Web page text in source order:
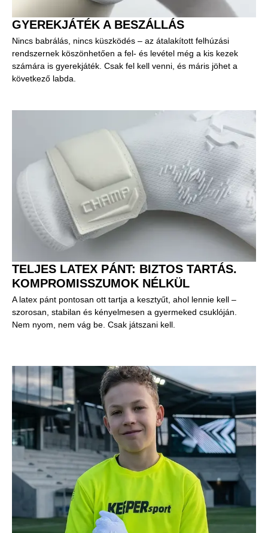
GYEREKJÁTÉK A BESZÁLLÁS
Nincs babrálás, nincs küszködés – az átalakított felhúzási
rendszernek köszönhetően a fel- és levétel még a kis kezek
számára is gyerekjáték. Csak fel kell venni, és máris jöhet a
következő labda.
TELJES LATEX PÁNT: BIZTOS TARTÁS.
KOMPROMISSZUMOK NÉLKÜL
A latex pánt pontosan ott tartja a kesztyűt, ahol lennie kell –
szorosan, stabilan és kényelmesen a gyermeked csuklóján.
Nem nyom, nem vág be. Csak játszani kell.